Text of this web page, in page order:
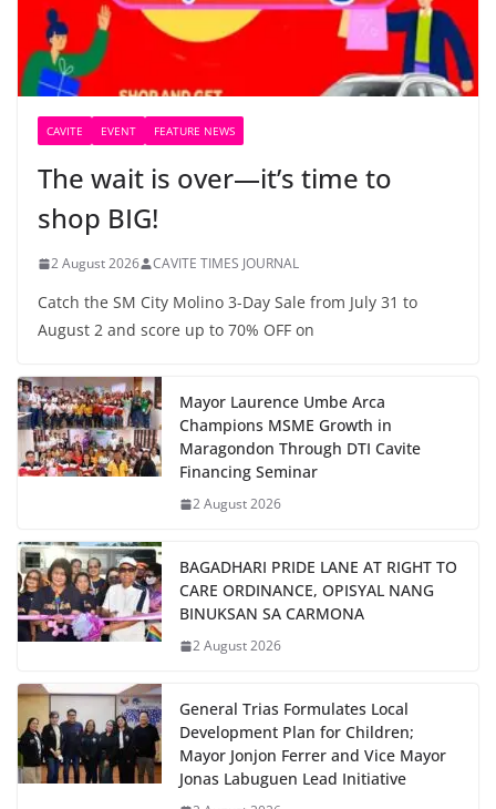
CAVITE EVENT FEATURE NEWS
The wait is over—it’s time to
shop BIG!
2 August 2026 CAVITE TIMES JOURNAL
Catch the SM City Molino 3-Day Sale from July 31 to
August 2 and score up to 70% OFF on
Mayor Laurence Umbe Arca
Champions MSME Growth in
Maragondon Through DTI Cavite
Financing Seminar
2 August 2026
BAGADHARI PRIDE LANE AT RIGHT TO
CARE ORDINANCE, OPISYAL NANG
BINUKSAN SA CARMONA
2 August 2026
General Trias Formulates Local
Development Plan for Children;
Mayor Jonjon Ferrer and Vice Mayor
Jonas Labuguen Lead Initiative